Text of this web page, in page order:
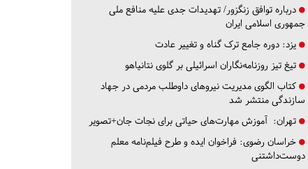
درباره توافق زنگزور/ تهدیدات جدی علیه منافع ملی
جمهوری اسلامی ایران
یزد: دوره جامع ترک گناه و تغییر عادت
تیغ تیز روزنامه‌نگاران اسرائیلی بر گلوی نتانیاهو
کتاب الگوی مدیریت نیروهای داوطلب مردمی در جهاد
سازندگی منتشر شد
تهران: آموزش مهارت‌های حیاتی برای نجات جان+تصویر
خراسان رضوی: فراخوان ایده و طرح فیلم‌نامه معلم
دوست‌داشتنی